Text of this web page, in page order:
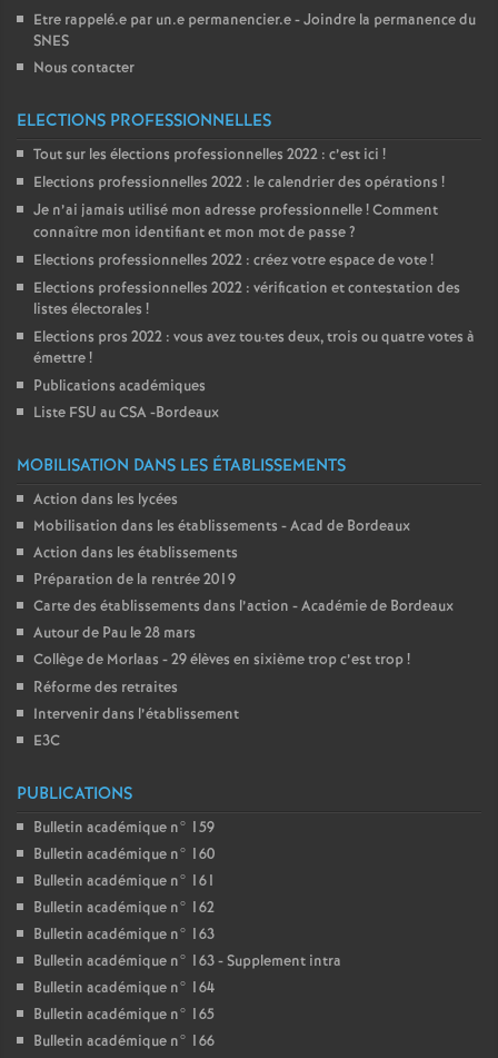
Etre rappelé.e par un.e permanencier.e - Joindre la permanence du
SNES
Nous contacter
ELECTIONS PROFESSIONNELLES
Tout sur les élections professionnelles 2022 : c’est ici !
Elections professionnelles 2022 : le calendrier des opérations !
Je n’ai jamais utilisé mon adresse professionnelle! Comment
connaître mon identifiant et mon mot de passe?
Elections professionnelles 2022 : créez votre espace de vote!
Elections professionnelles 2022 : vérification et contestation des
listes électorales !
Elections pros 2022 : vous avez tou·tes deux, trois ou quatre votes à
émettre!
Publications académiques
Liste FSU au CSA -Bordeaux
MOBILISATION DANS LES ÉTABLISSEMENTS
Action dans les lycées
Mobilisation dans les établissements - Acad de Bordeaux
Action dans les établissements
Préparation de la rentrée 2019
Carte des établissements dans l’action - Académie de Bordeaux
Autour de Pau le 28 mars
Collège de Morlaas - 29 élèves en sixième trop c’est trop!
Réforme des retraites
Intervenir dans l’établissement
E3C
PUBLICATIONS
Bulletin académique n° 159
Bulletin académique n° 160
Bulletin académique n° 161
Bulletin académique n° 162
Bulletin académique n° 163
Bulletin académique n° 163 - Supplement intra
Bulletin académique n° 164
Bulletin académique n° 165
Bulletin académique n° 166